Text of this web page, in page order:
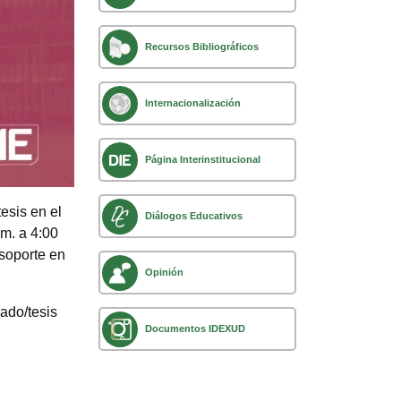
en el
a 4:00
en
tesis
Recursos Bibliográficos
Internacionalización
Página Interinstitucional
Diálogos Educativos
Opinión
Documentos IDEXUD